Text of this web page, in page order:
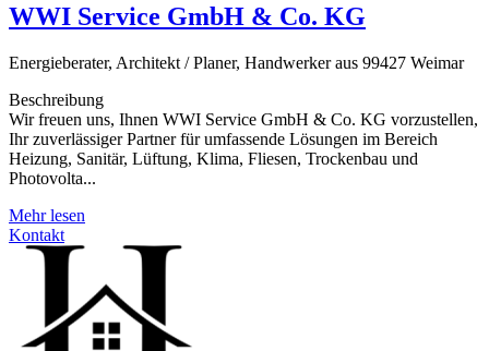
WWI Service GmbH & Co. KG
Energieberater, Architekt / Planer, Handwerker aus 99427 Weimar
Beschreibung
Wir freuen uns, Ihnen WWI Service GmbH & Co. KG vorzustellen,
Ihr zuverlässiger Partner für umfassende Lösungen im Bereich
Heizung, Sanitär, Lüftung, Klima, Fliesen, Trockenbau und
Photovolta...
Mehr lesen
Kontakt